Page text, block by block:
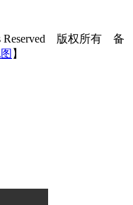
Reserved 版权所有 备
】